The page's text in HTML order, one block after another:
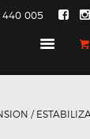
440 005
1
/